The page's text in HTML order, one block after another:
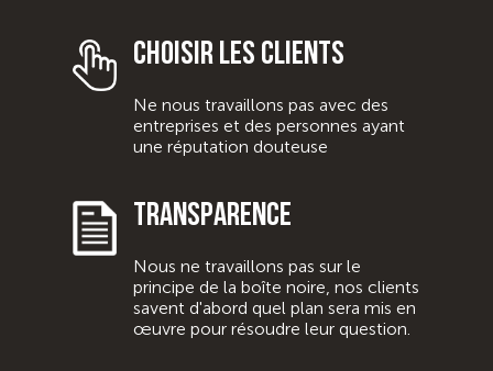
CHOISIR LES CLIENTS
Ne nous travaillons pas avec des
entreprises et des personnes ayant
une réputation douteuse
TRANSPARENCE
Nous ne travaillons pas sur le
principe de la boîte noire, nos clients
savent d'abord quel plan sera mis en
œuvre pour résoudre leur question.